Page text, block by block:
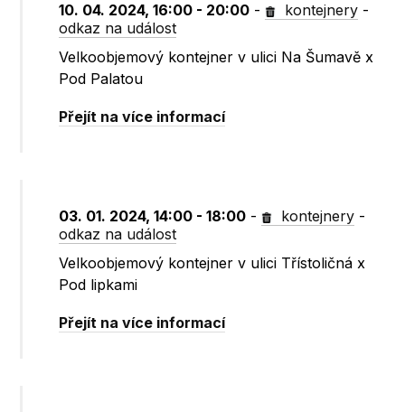
10. 04. 2024, 16:00 - 20:00 - kontejnery -
odkaz na událost
Velkoobjemový kontejner v ulici Na Šumavě x
Pod Palatou
Přejít na více informací
03. 01. 2024, 14:00 - 18:00 - kontejnery -
odkaz na událost
Velkoobjemový kontejner v ulici Třístoličná x
Pod lipkami
Přejít na více informací